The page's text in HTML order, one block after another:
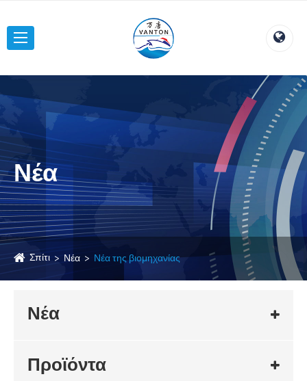
Νέα
Σπίτι Νέα Νέα της βιομηχανίας
Νέα
Προϊόντα